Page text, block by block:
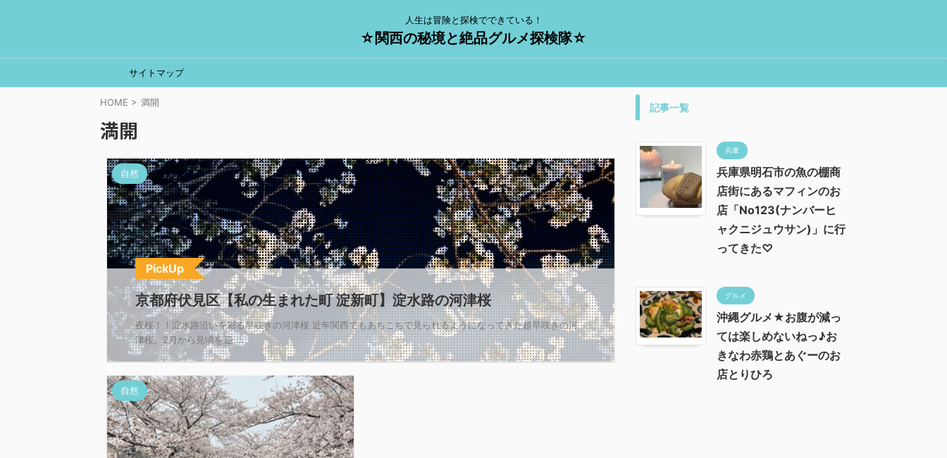
人生は冒険と探検でできている！
☆関西の秘境と絶品グルメ探検隊☆
サイトマップ
HOME > 満開
満開
自然
PickUp
京都府伏見区【私の生まれた町 淀新町】淀水路の河津桜
夜桜！！淀水路沿いを彩る早咲きの河津桜 近年関西でもあちこちで見られるようになってきた超早咲きの河
津桜。2月から見頃を迎 ...
自然
記事一覧
兵庫
兵庫県明石市の魚の棚商
店街にあるマフィンのお
店「No123(ナンバーヒ
ャクニジュウサン)」に行
ってきた♡
グルメ
沖縄グルメ★お腹が減っ
ては楽しめないねっ♪お
きなわ赤鶏とあぐーのお
店とりひろ